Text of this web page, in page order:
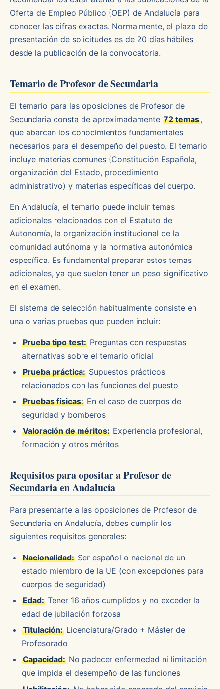
Oferta de Empleo Público (OEP) de Andalucía para
conocer las cifras exactas. Normalmente, el plazo de
presentación de solicitudes es de 20 días hábiles
desde la publicación de la convocatoria.
Temario de Profesor de Secundaria
El temario para las oposiciones de Profesor de
Secundaria consta de aproximadamente 72 temas,
que abarcan los conocimientos fundamentales
necesarios para el desempeño del puesto. El temario
incluye materias comunes (Constitución Española,
organización del Estado, procedimiento
administrativo) y materias específicas del cuerpo.
En Andalucía, el temario puede incluir temas
adicionales relacionados con el Estatuto de
Autonomía, la organización institucional de la
comunidad autónoma y la normativa autonómica
específica. Es fundamental preparar estos temas
adicionales, ya que suelen tener un peso significativo
en el examen.
El sistema de selección habitualmente consiste en
una o varias pruebas que pueden incluir:
Prueba tipo test: Preguntas con respuestas
alternativas sobre el temario oficial
Prueba práctica: Supuestos prácticos
relacionados con las funciones del puesto
Pruebas físicas: En el caso de cuerpos de
seguridad y bomberos
Valoración de méritos: Experiencia profesional,
formación y otros méritos
Requisitos para opositar a Profesor de
Secundaria en Andalucía
Para presentarte a las oposiciones de Profesor de
Secundaria en Andalucía, debes cumplir los
siguientes requisitos generales:
Nacionalidad: Ser español o nacional de un
estado miembro de la UE (con excepciones para
cuerpos de seguridad)
Edad: Tener 16 años cumplidos y no exceder la
edad de jubilación forzosa
Titulación: Licenciatura/Grado + Máster de
Profesorado
Capacidad: No padecer enfermedad ni limitación
que impida el desempeño de las funciones